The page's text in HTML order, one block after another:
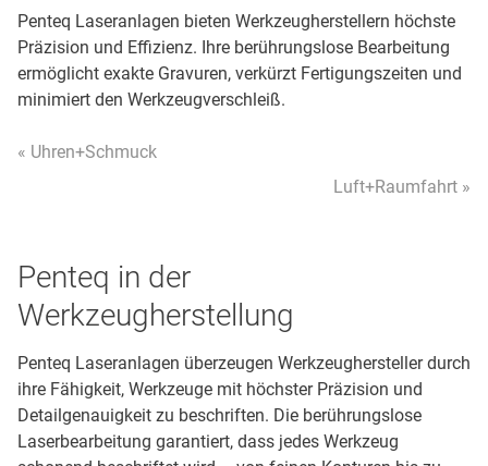
Penteq Laseranlagen bieten Werkzeugherstellern höchste
Präzision und Effizienz. Ihre berührungslose Bearbeitung
ermöglicht exakte Gravuren, verkürzt Fertigungszeiten und
minimiert den Werkzeugverschleiß.
« Uhren+Schmuck
Luft+Raumfahrt »
Penteq in der
Werkzeugherstellung
Penteq Laseranlagen überzeugen Werkzeughersteller durch
ihre Fähigkeit, Werkzeuge mit höchster Präzision und
Detailgenauigkeit zu beschriften. Die berührungslose
Laserbearbeitung garantiert, dass jedes Werkzeug